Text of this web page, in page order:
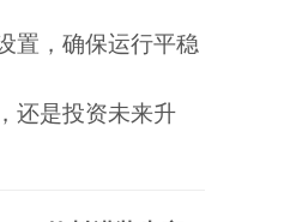
置，确保运行平稳
还是投资未来升